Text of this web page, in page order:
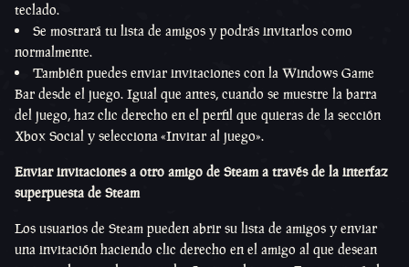
teclado.
Se mostrará tu lista de amigos y podrás invitarlos como
normalmente.
También puedes enviar invitaciones con la Windows Game
Bar desde el juego. Igual que antes, cuando se muestre la barra
del juego, haz clic derecho en el perfil que quieras de la sección
Xbox Social y selecciona «Invitar al juego».
Enviar invitaciones a otro amigo de Steam a través de la interfaz
superpuesta de Steam
Los usuarios de Steam pueden abrir su lista de amigos y enviar
una invitación haciendo clic derecho en el amigo al que desean